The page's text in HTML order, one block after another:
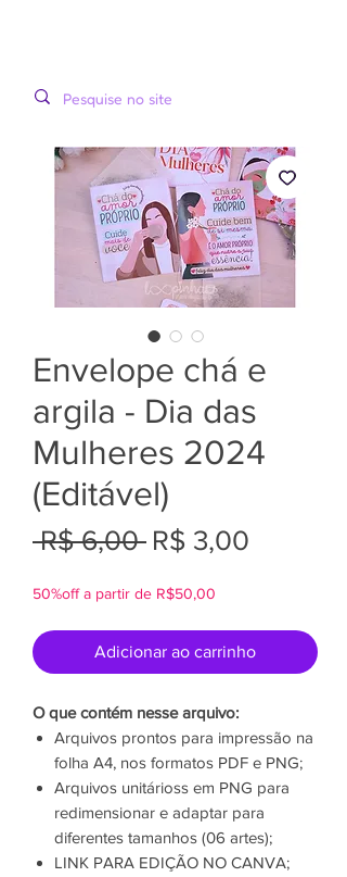
Envelope chá e
argila - Dia das
Mulheres 2024
(Editável)
R$ 6,00 Preço
R$ 3,00
50%off a partir de R$50,00
Adicionar ao carrinho
O que contém nesse arquivo:
Arquivos prontos para impressão na
folha A4, nos formatos PDF e PNG;
Arquivos unitárioss em PNG para
redimensionar e adaptar para
diferentes tamanhos (06 artes);
LINK PARA EDIÇÃO NO CANVA;